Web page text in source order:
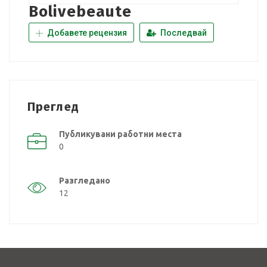
Bolivebeaute
Добавете рецензия Последвай
Преглед
Публикувани работни места
0
Разгледано
12